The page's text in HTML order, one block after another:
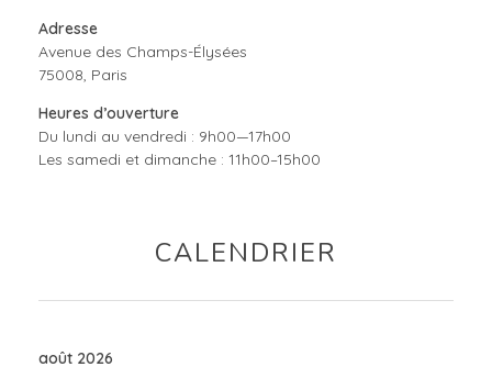
Adresse
Avenue des Champs-Élysées
75008, Paris
Heures d’ouverture
Du lundi au vendredi : 9h00—17h00
Les samedi et dimanche : 11h00–15h00
CALENDRIER
août 2026